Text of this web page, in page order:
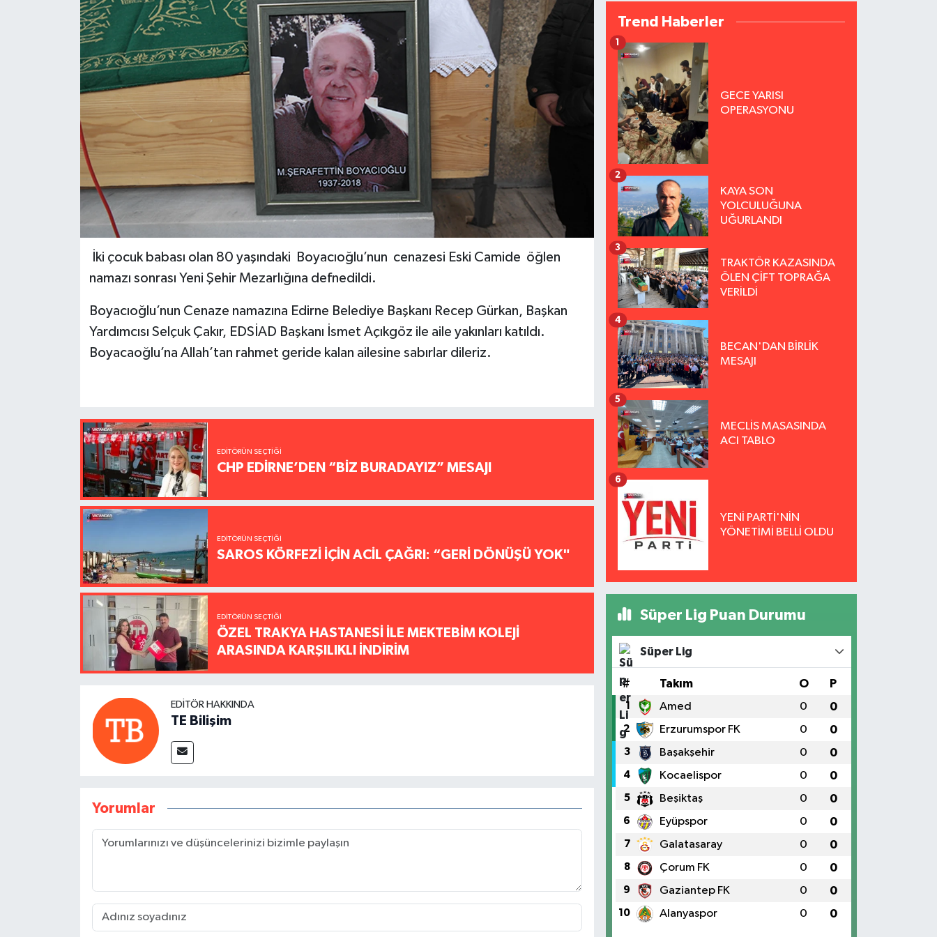
İki çocuk babası olan 80 yaşındaki Boyacıoğlu’nun cenazesi Eski Camide öğlen
namazı sonrası Yeni Şehir Mezarlığına defnedildi.
Boyacıoğlu’nun Cenaze namazına Edirne Belediye Başkanı Recep Gürkan, Başkan
Yardımcısı Selçuk Çakır, EDSİAD Başkanı İsmet Açıkgöz ile aile yakınları katıldı.
Boyacaoğlu’na Allah’tan rahmet geride kalan ailesine sabırlar dileriz.
EDITÖRÜN SEÇTIĞI
CHP EDİRNE’DEN “BİZ BURADAYIZ” MESAJI
EDITÖRÜN SEÇTIĞI
SAROS KÖRFEZİ İÇİN ACİL ÇAĞRI: “GERİ DÖNÜŞÜ YOK"
EDITÖRÜN SEÇTIĞI
ÖZEL TRAKYA HASTANESİ İLE MEKTEBİM KOLEJİ
ARASINDA KARŞILIKLI İNDİRİM
EDITÖR HAKKINDA
TE Bilişim
Yorumlar
Trend Haberler
GECE YARISI
OPERASYONU
1
KAYA SON
YOLCULUĞUNA
UĞURLANDI
2
TRAKTÖR KAZASINDA
ÖLEN ÇİFT TOPRAĞA
VERİLDİ
3
BECAN'DAN BİRLİK
MESAJI
4
MECLİS MASASINDA
ACI TABLO
5
YENİ PARTİ'NİN
YÖNETİMİ BELLİ OLDU
6
Süper Lig Puan Durumu
Süper Lig
# Takım O P
1 Amed 0 0
2 Erzurumspor FK 0 0
3 Başakşehir 0 0
4 Kocaelispor 0 0
5 Beşiktaş 0 0
6 Eyüpspor 0 0
7 Galatasaray 0 0
8 Çorum FK 0 0
9 Gaziantep FK 0 0
10 Alanyaspor 0 0